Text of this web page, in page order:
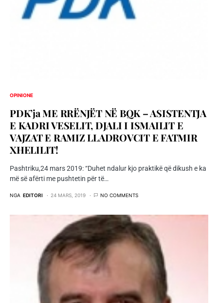
OPINIONE
PDK’ja ME RRËNJËT NË BQK – ASISTENTJA
E KADRI VESELIT, DJALI I ISMAILIT E
VAJZAT E RAMIZ LLADROVCIT E FATMIR
XHELILIT!
Pashtriku,24 mars 2019: “Duhet ndalur kjo praktikë që dikush e ka
më së afërti me pushtetin për të…
NGA EDITORI 24 MARS, 2019 NO COMMENTS